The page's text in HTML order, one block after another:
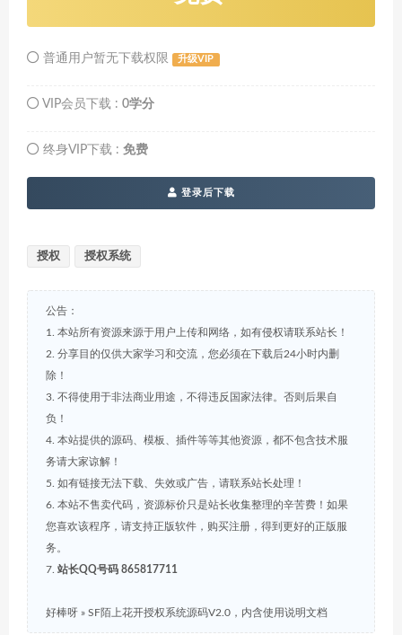
普通用户暂无下载权限 升级VIP
VIP会员下载 : 0学分
终身VIP下载 : 免费
登录后下载
授权 授权系统
公告：
1. 本站所有资源来源于用户上传和网络，如有侵权请联系站长！
2. 分享目的仅供大家学习和交流，您必须在下载后24小时内删
除！
3. 不得使用于非法商业用途，不得违反国家法律。否则后果自
负！
4. 本站提供的源码、模板、插件等等其他资源，都不包含技术服
务请大家谅解！
5. 如有链接无法下载、失效或广告，请联系站长处理！
6. 本站不售卖代码，资源标价只是站长收集整理的辛苦费！如果
您喜欢该程序，请支持正版软件，购买注册，得到更好的正版服
务。
7. 站长QQ号码 865817711
好棒呀 » SF陌上花开授权系统源码V2.0，内含使用说明文档